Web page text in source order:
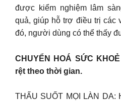
được kiểm nghiệm lâm
quả, giúp hỗ trợ điều trị các
đó, người dùng có thể thấy
CHUYỂN HOÁ SỨC
rệt theo thời gian.
THẤU SUỐT MỌI LÀN